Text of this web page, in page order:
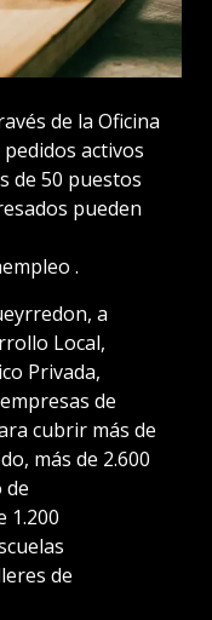
de la Oficina
activos
de 50 puestos
pueden
.
a
Local,
Privada,
de
cubrir más de
más de 2.600
de
1.200
de